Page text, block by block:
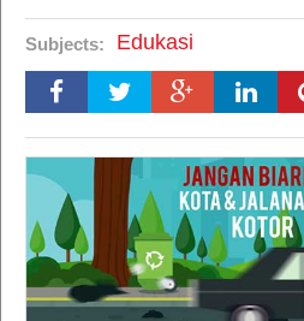
Subjects: Edukasi